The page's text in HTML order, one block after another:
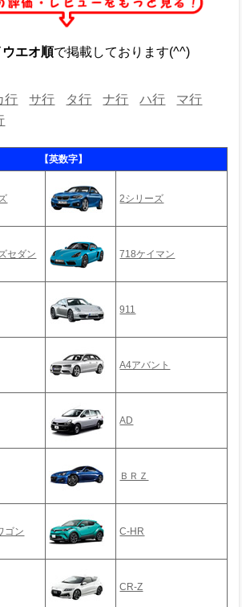
エオ順で掲載しております(^^)
行 サ行 タ行 ナ行 ハ行
マ行
【英数字】
2シリーズ
セダン 718ケイマン
911
A4アバント
AD
ＢＲＺ
ゴン C-HR
CR-Z